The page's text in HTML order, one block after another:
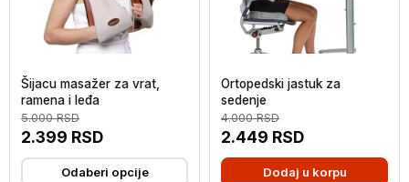
Šijacu masažer za vrat,
ramena i leđa
2.399 RSD
5.000RSD
Odaberi opcije
Ortopedski jastuk za
sedenje
2.449 RSD
4.000RSD
Dodaj u korpu